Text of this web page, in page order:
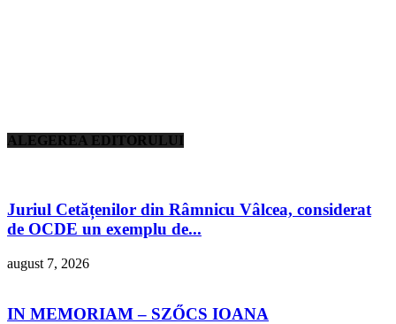
ALEGEREA EDITORULUI
Juriul Cetățenilor din Râmnicu Vâlcea, considerat
de OCDE un exemplu de...
august 7, 2026
IN MEMORIAM – SZŐCS IOANA